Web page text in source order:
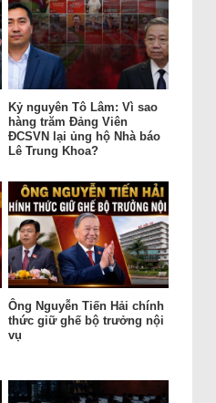
Kỷ nguyên Tô Lâm: Vì sao
hàng trăm Đảng Viên
ĐCSVN lại ủng hộ Nhà báo
Lê Trung Khoa?
Ông Nguyễn Tiến Hải chính
thức giữ ghế bộ trưởng nội
vụ